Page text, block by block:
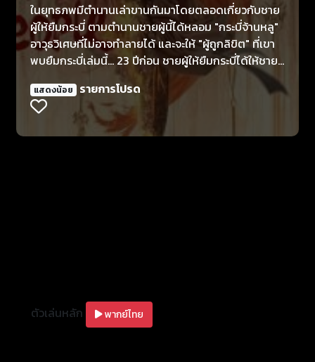
ในยุทธภพมีตำนานเล่าขานกันมาโดยตลอดเกี่ยวกับชาย
ผู้ให้ยืมกระบี่ ตามตำนานชายผู้นี้ได้หลอม "กระบี่จ้านหลู"
อาวุธวิเศษที่ไม่อาจทำลายได้ และจะให้ "ผู้ถูกลิขิต" ที่เขา
พบยืมกระบี่เล่มนี้... 23 ปีก่อน ชายผู้ให้ยืมกระบี่ได้ให้ชาย
หนุ่มที่ตกอยู่ในสถานการณ์สิ้นหวังยืมกระบี่จ้านหลู ด้วย
กระบี่เล่มนี้ ชายหนุ่มกลายเป็น "กระบี่คลั่ง" ที่น่าเกรงขาม
ไปทั่วทั้งยุทธภพ สามปีต่อมา ชายผู้ให้ยืมกระบี่ปรากฏตัว
ขึ้นอีกครั้งเพื่อทวงกระบี่จ้านหลูคืน ทว่ากระบี่คลั่งกลับ
แสดงน้อย รายการโปรด
ตัวเล่นหลัก พากย์ไทย